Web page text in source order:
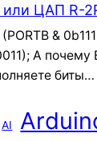
или ЦАП R-
&
А почему
биты…
AI